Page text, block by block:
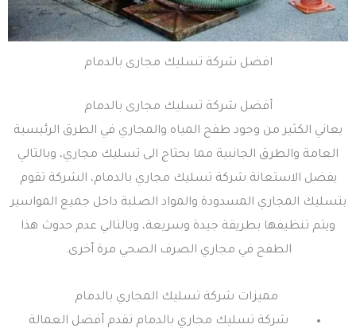
افضل شركة تسليك مجارى بالدمام
أفضل شركة تسليك مجارى بالدمام
يعاني الكثير من وجود طفح المياه والمجاري في الطرق الرئيسية
العامة والطرق الجانبية مما يحتاج الى تسليك مجاري، وبالتالي
يفضل الاستعانة شركة تسليك مجاري بالدمام، الشركة تقوم
بتسليك المجاري المسدودة والمواد الصلبة داخل جميع المواسير
ويتم تنظيفها بطريقة جيدة وسريعة، وبالتالي عدم حدوث هذا
الطفح في مجاري الصرف الصحي مرة أخرى.
مميزات شركة تسليك المجاري بالدمام
شركة تسليك مجاري بالدمام تقدم أفضل العمالة